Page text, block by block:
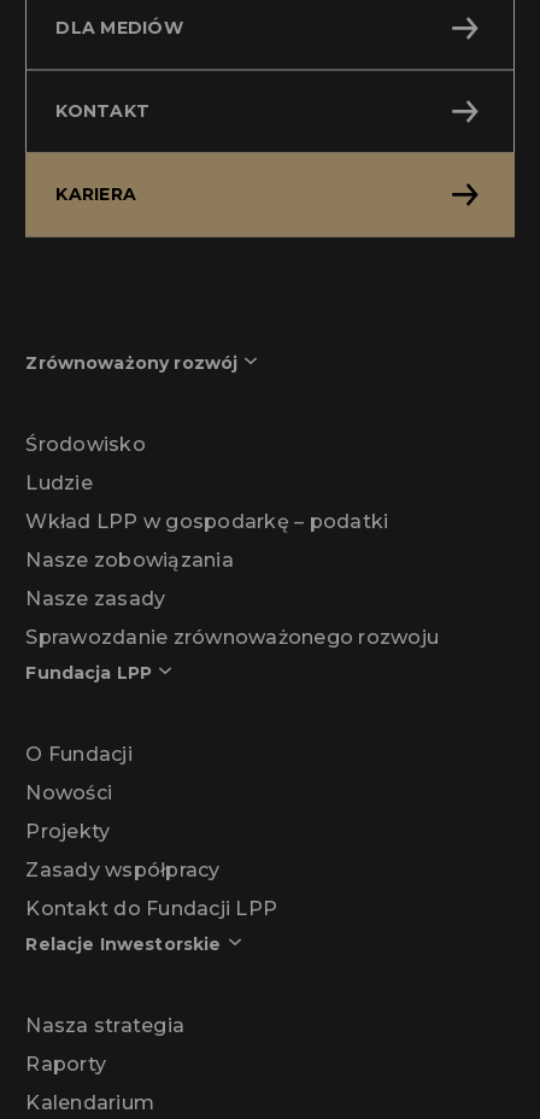
DLA MEDIÓW
KONTAKT
KARIERA
Zrównoważony rozwój
Środowisko
Ludzie
Wkład LPP w gospodarkę – podatki
Nasze zobowiązania
Nasze zasady
Sprawozdanie zrównoważonego rozwoju
Fundacja LPP
O Fundacji
Nowości
Projekty
Zasady współpracy
Kontakt do Fundacji LPP
Relacje Inwestorskie
Nasza strategia
Raporty
Kalendarium